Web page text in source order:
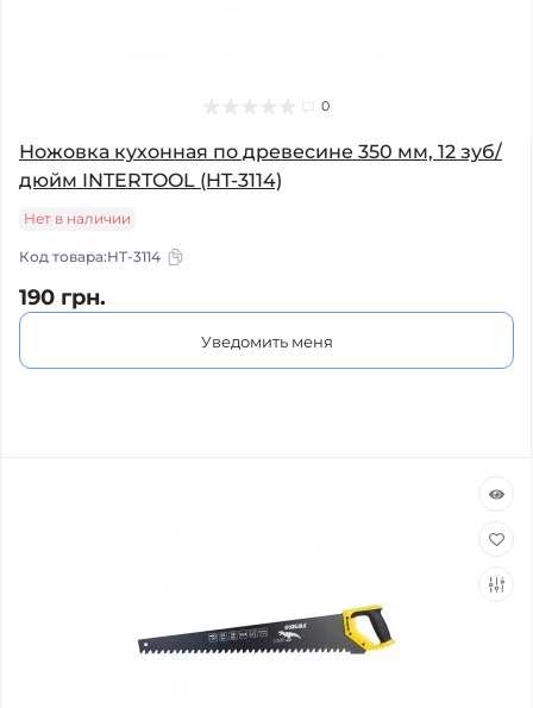
0
Ножовка кухонная по древесине 350 мм, 12 зуб/
дюйм INTERTOOL (HT-3114)
Нет в наличии
Код товара:HT-3114
190 грн.
Уведомить меня